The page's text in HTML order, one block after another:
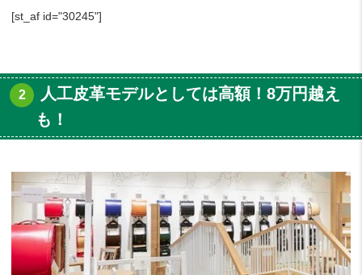
[st_af id="30245"]
人工皮革モデルとしては高額！8万円越え
も！